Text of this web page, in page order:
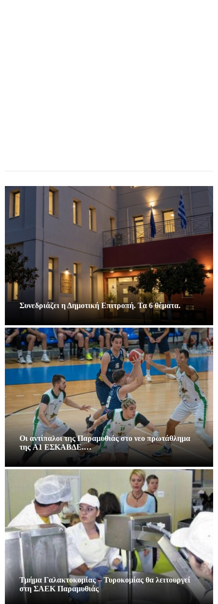
Συνεδριάζει η Δημοτική Επιτροπή. Τα 6 θέματα.
Οι αντίπαλοι της Παραμυθιάς στο νεο πρωτάθλημα
της A1 ΕΣΚΑΒΔΕ.…
Τμήμα Γαλακτοκομίας – Τυροκομίας θα λειτουργεί
στη ΣΑΕΚ Παραμυθιάς